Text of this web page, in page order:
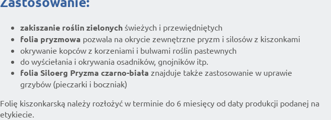
zakiszanie roślin zielonych świeżych i przewiędniętych
folia pryzmowa pozwala na okrycie zewnętrzne pryzm i silosów z kiszonkami
okrywanie kopców z korzeniami i bulwami roślin pastewnych
do wyściełania i okrywania osadników, gnojników itp.
folia Siloerg Pryzma czarno-biała znajduje także zastosowanie w uprawie
grzybów (pieczarki i boczniak)
Folię kiszonkarską należy rozłożyć w terminie do 6 miesięcy od daty produkcji podanej na
etykiecie.